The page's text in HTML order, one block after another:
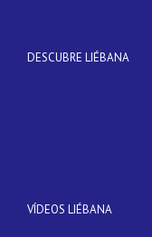
DESCUBRE LIÉBANA
VÍDEOS LIÉBANA